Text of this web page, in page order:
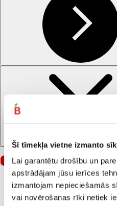
Šī tīmekļa vietne izmanto
Lai garantētu drošību un
apstrādājam jūsu ierīces
izmantojam nepieciešamās
vai novērošanas rīki netiek
2 vai vairāk –40%